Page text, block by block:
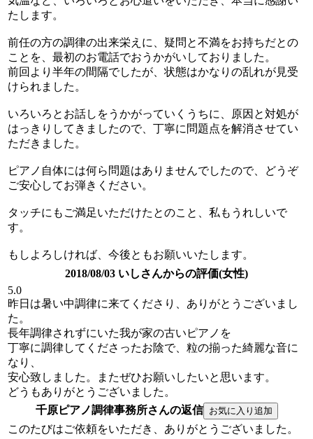
たします。
前任の方の調律の出来栄えに、疑問と不満をお持ちだとの
ことを、最初のお電話でおうかがいしておりました。
前回より半年の間隔でしたが、状態はかなりの乱れが見受
けられました。
いろいろとお話しをうかがっていくうちに、原因と対処が
はっきりしてきましたので、丁寧に問題点を解消させてい
ただきました。
ピアノ自体には何ら問題はありませんでしたので、どうぞ
ご安心してお弾きください。
タッチにもご満足いただけたとのこと、私もうれしいで
す。
もしよろしければ、今後ともお願いいたします。
2018/08/03 いしさんからの評価(女性)
5.0
昨日は暑い中調律に来てくださり、ありがとうございまし
た。
長年調律されずにいた我が家の古いピアノを
丁寧に調律してくださったお陰で、粒の揃った綺麗な音に
なり、
安心致しました。またぜひお願いしたいと思います。
どうもありがとうございました。
千原ピアノ調律事務所さんの返信
このたびはご依頼をいただき、ありがとうございました。